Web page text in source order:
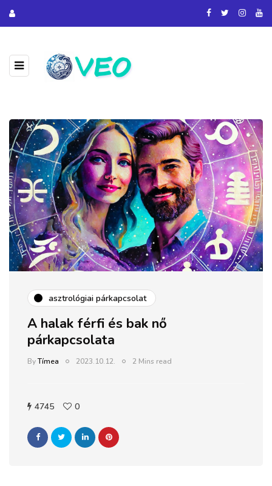
asztrológiai párkapcsolat
A halak férfi és bak nő
párkapcsolata
ByTímea 2023.10.12. 2 Mins read
4745 0